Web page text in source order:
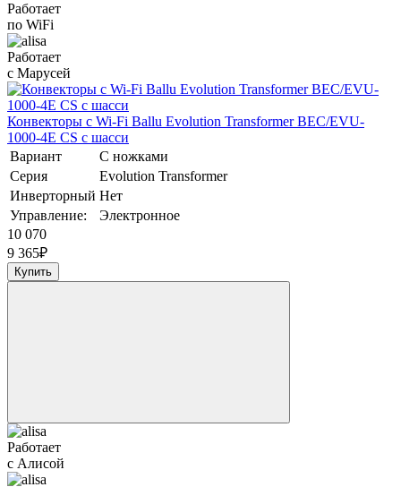
Работает
по WiFi
Работает
с Марусей
Конвекторы с Wi-Fi Ballu Evolution Transformer BEC/EVU-
1000-4E CS с шасси
Вариант
С ножками
Серия
Evolution Transformer
Инверторный Нет
Управление:
Электронное
10 070
9 365₽
Купить
Работает
с Алисой